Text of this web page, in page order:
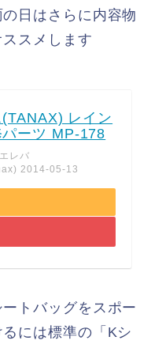
日はさらに内容物
スメします
レイン
ーツ MP-178
レバ
2014-05-13
トバッグをスポー
には標準の「Kシ